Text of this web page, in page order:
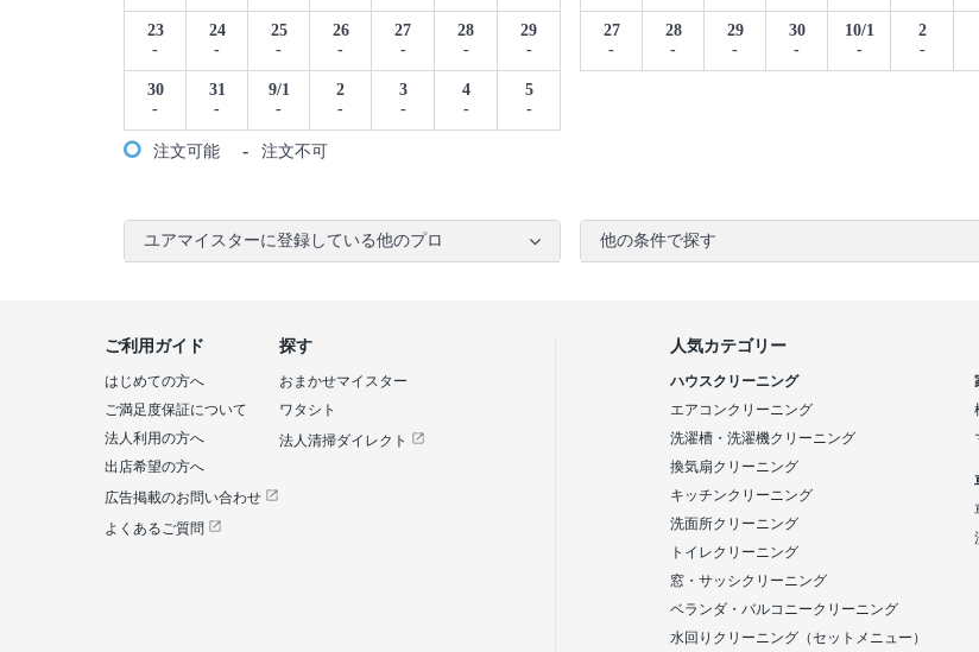
23
-
24
-
25
-
26
-
27
-
28
-
29
-
30
-
31
-
9/1
-
2
-
3
-
4
-
5
-
27
-
28
-
29
-
30
-
10/1
-
2
-
注文可能 - 注文不可
ユアマイスターに登録している他のプロ 他の条件で探す
探す
おまかせマイスター
ワタシト
法人清掃ダイレクト
ご利用ガイド
はじめての方へ
ご満足度保証について
法人利用の方へ
出店希望の方へ
広告掲載のお問い合わせ
よくあるご質問
人気カテゴリー
ハウスクリーニング
エアコンクリーニング
洗濯槽・洗濯機クリーニング
換気扇クリーニング
キッチンクリーニング
洗面所クリーニング
トイレクリーニング
窓・サッシクリーニング
ベランダ・バルコニークリーニング
水回りクリーニング（セットメニュー）